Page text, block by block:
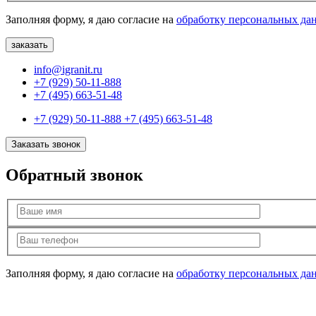
Заполняя форму, я даю согласие на обработку персональных
info@igranit.ru
+7 (929) 50-11-888
+7 (495) 663-51-48
+7 (929) 50-11-888 +7 (495) 663-51-48
Заказать звонок
Обратный звонок
Заполняя форму, я даю согласие на обработку персональных